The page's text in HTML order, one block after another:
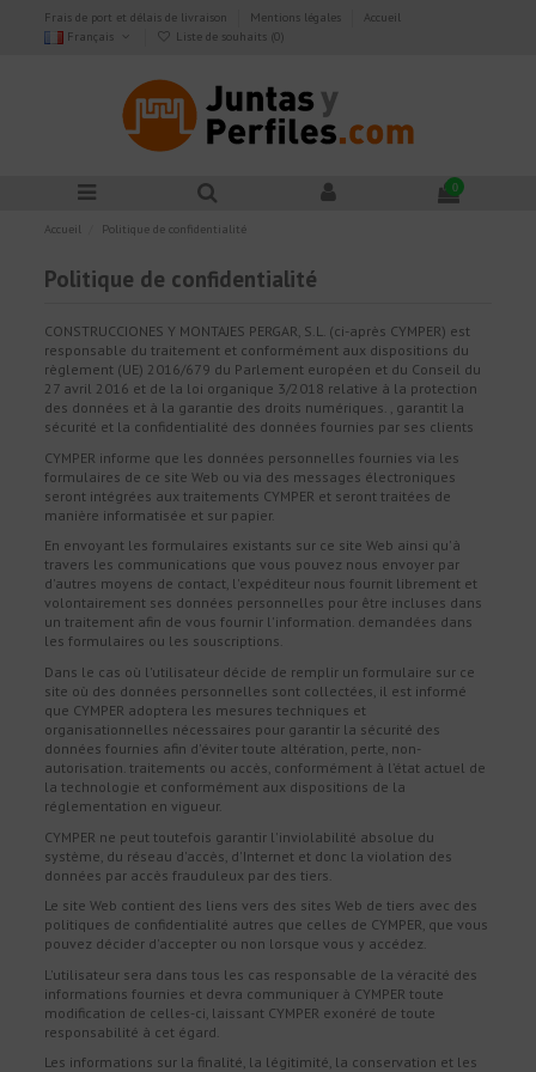
Frais de port et délais de livraison Mentions légales
Accueil
Français
Liste de souhaits (0)
0
Accueil Politique de confidentialité
Politique de confidentialité
CONSTRUCCIONES Y MONTAJES PERGAR, S.L. (ci-après CYMPER) est
responsable du traitement et conformément aux dispositions du
règlement (UE) 2016/679 du Parlement européen et du Conseil du
27 avril 2016 et de la loi organique 3/2018 relative à la protection
des données et à la garantie des droits numériques. , garantit la
sécurité et la confidentialité des données fournies par ses clients
CYMPER informe que les données personnelles fournies via les
formulaires de ce site Web ou via des messages électroniques
seront intégrées aux traitements CYMPER et seront traitées de
manière informatisée et sur papier.
En envoyant les formulaires existants sur ce site Web ainsi qu'à
travers les communications que vous pouvez nous envoyer par
d'autres moyens de contact, l'expéditeur nous fournit librement et
volontairement ses données personnelles pour être incluses dans
un traitement afin de vous fournir l'information. demandées dans
les formulaires ou les souscriptions.
Dans le cas où l'utilisateur décide de remplir un formulaire sur ce
site où des données personnelles sont collectées, il est informé
que CYMPER adoptera les mesures techniques et
organisationnelles nécessaires pour garantir la sécurité des
données fournies afin d'éviter toute altération, perte, non-
autorisation. traitements ou accès, conformément à l’état actuel de
la technologie et conformément aux dispositions de la
réglementation en vigueur.
CYMPER ne peut toutefois garantir l'inviolabilité absolue du
système, du réseau d'accès, d'Internet et donc la violation des
données par accès frauduleux par des tiers.
Le site Web contient des liens vers des sites Web de tiers avec des
politiques de confidentialité autres que celles de CYMPER, que vous
pouvez décider d'accepter ou non lorsque vous y accédez.
L'utilisateur sera dans tous les cas responsable de la véracité des
informations fournies et devra communiquer à CYMPER toute
modification de celles-ci, laissant CYMPER exonéré de toute
responsabilité à cet égard.
Les informations sur la finalité, la légitimité, la conservation et les